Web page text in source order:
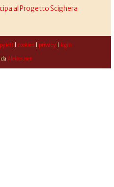
al Progetto Scighera
| cookies| privacy| login
Alekos.net